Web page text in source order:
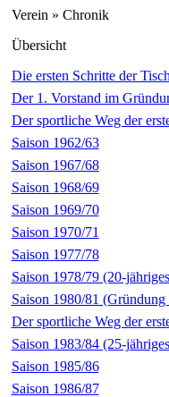
Verein » Chronik
Übersicht
Die ersten Schritte der
Der 1. Vorstand im
Der sportliche Weg der
Saison 1962/63
Saison 1967/68
Saison 1968/69
Saison 1969/70
Saison 1970/71
Saison 1977/78
Saison 1978/79 (20-
Saison 1980/81
Der sportliche Weg der
Saison 1983/84 (25-
Saison 1985/86
Saison 1986/87